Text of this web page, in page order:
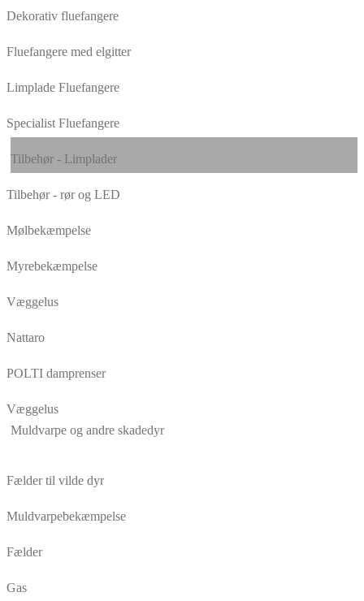
Dekorativ fluefangere
Fluefangere med elgitter
Limplade Fluefangere
Specialist Fluefangere
Tilbehør - Limplader
Tilbehør - rør og LED
Mølbekæmpelse
Myrebekæmpelse
Væggelus
Nattaro
POLTI damprenser
Væggelus
Muldvarpe og andre skadedyr
Fælder til vilde dyr
Muldvarpebekæmpelse
Fælder
Gas